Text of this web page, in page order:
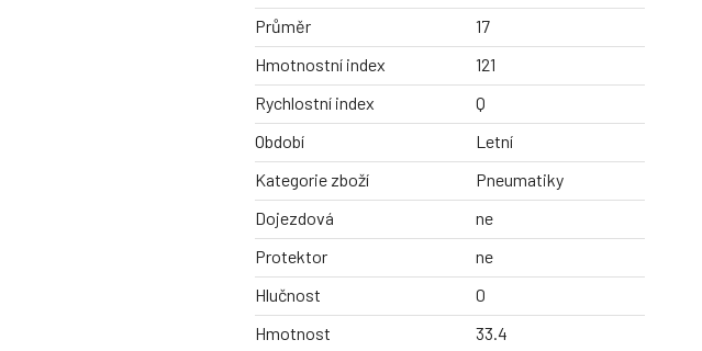
Průměr
17
Hmotnostní index
121
Rychlostní index
Q
Období
Letní
Kategorie zboží
Pneumatiky
Dojezdová
ne
Protektor
ne
Hlučnost
0
Hmotnost
33.4